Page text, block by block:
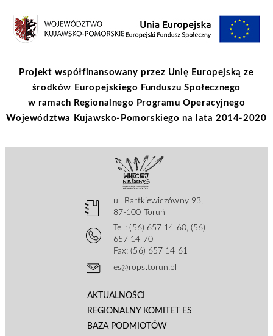
Projekt współfinansowany przez Unię Europejską ze
środków Europejskiego Funduszu Społecznego
w ramach Regionalnego Programu Operacyjnego
Województwa Kujawsko-Pomorskiego na lata 2014-2020
ul. Bartkiewiczówny 93,
87-100 Toruń
Tel.: (56) 657 14 60, (56)
657 14 70
Fax: (56) 657 14 61
es@rops.torun.pl
AKTUALNOŚCI
REGIONALNY KOMITET ES
BAZA PODMIOTÓW